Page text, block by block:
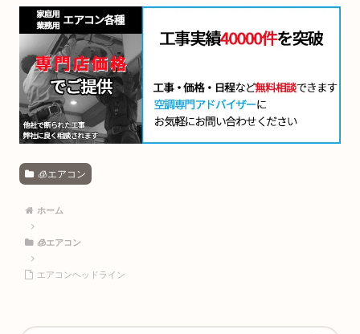
🧊エアコン
ホーム
🧊エアコン
エアコンヘッドライン